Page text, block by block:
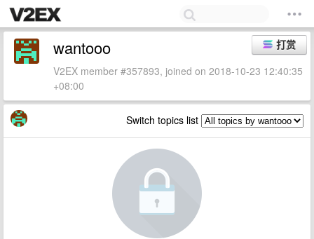
打赏
wantooo
V2EX member #357893, joined on 2018-10-23 12:40:35
+08:00
Switch topics list